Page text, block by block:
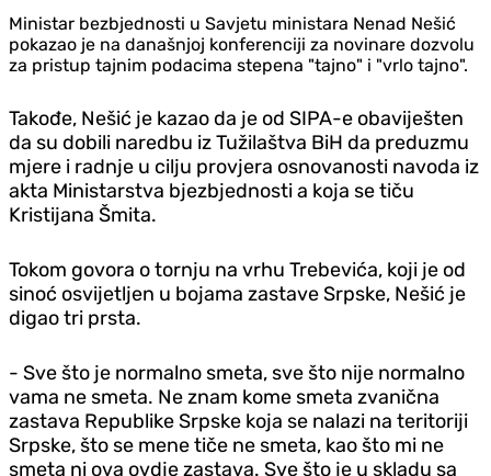
Ministar bezbjednosti u Savjetu ministara Nenad Nešić
pokazao je na današnjoj konferenciji za novinare dozvolu
za pristup tajnim podacima stepena "tajno" i "vrlo tajno".
Takođe, Nešić je kazao da je od SIPA-e obaviješten
da su dobili naredbu iz Tužilaštva BiH da preduzmu
mjere i radnje u cilju provjera osnovanosti navoda iz
akta Ministarstva bjezbjednosti a koja se tiču
Kristijana Šmita.
Tokom govora o tornju na vrhu Trebevića, koji je od
sinoć osvijetljen u bojama zastave Srpske, Nešić je
digao tri prsta.
- Sve što je normalno smeta, sve što nije normalno
vama ne smeta. Ne znam kome smeta zvanična
zastava Republike Srpske koja se nalazi na teritoriji
Srpske, što se mene tiče ne smeta, kao što mi ne
smeta ni ova ovdje zastava. Sve što je u skladu sa